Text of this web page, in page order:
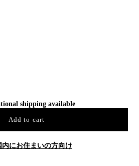
shipping available
Add to cart
内にお住まいの方向け